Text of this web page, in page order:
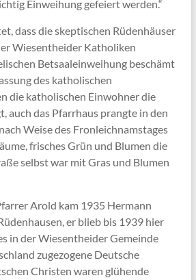
Einweihung gefeiert werden.“
dass die skeptischen Rüdenhäuser
Wiesentheider Katholiken
Betsaaleinweihung beschämt
des katholischen
die katholischen Einwohner die
auch das Pfarrhaus prangte in den
Weise des Fronleichnamstages
frisches Grün und Blumen die
selbst war mit Gras und Blumen
Arold kam 1935 Hermann
er blieb bis 1939 hier
in der Wiesentheider Gemeinde
zugezogene Deutsche
Christen waren glühende